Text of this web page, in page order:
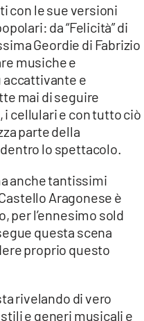
con le sue versioni
da “Felicità” di
Geordie di Fabrizio
musiche e
accattivante e
mai di seguire
i cellulari e con tutto ciò
parte della
lo spettacolo.
anche tantissimi
Aragonese è
per l’ennesimo sold
questa scena
proprio questo
rivelando di vero
e generi musicali e